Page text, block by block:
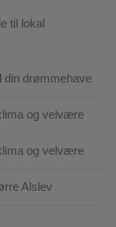
til lokal
din drømmehave
og velvære
og velvære
Alslev